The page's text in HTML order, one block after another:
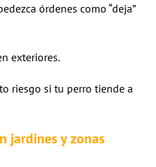
órdenes como “deja”
exteriores.
riesgo si tu perro tiende a
jardines y zonas